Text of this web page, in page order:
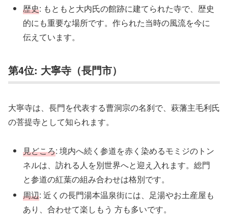
歴史: もともと大内氏の館跡に建てられた寺で、歴史
的にも重要な場所です。作られた当時の風流を今に
伝えています。
第4位: 大寧寺（長門市）
大寧寺は、長門を代表する曹洞宗の名刹で、萩藩主毛利氏
の菩提寺として知られます。
見どころ: 境内へ続く参道を赤く染めるモミジのトン
ネルは、訪れる人を別世界へと迎え入れます。総門
と参道の紅葉の組み合わせは格別です。
周辺: 近くの長門湯本温泉街には、足湯やお土産屋も
あり、合わせて楽しもう 方も多いです。